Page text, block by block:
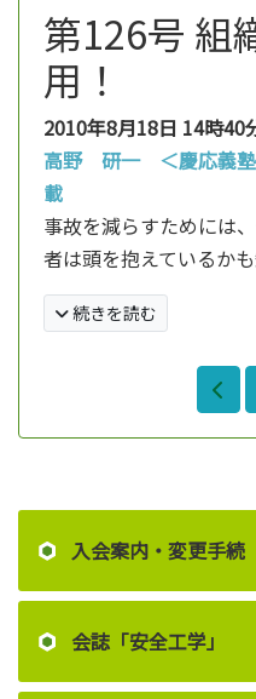
入会案内・変更手続
会誌「安全工学」
第126号 組
用！
2010年8月18日 14時40
高野 研一 ＜慶応義
載
事故を減らすためには
者は頭を抱えているかも
続きを読む